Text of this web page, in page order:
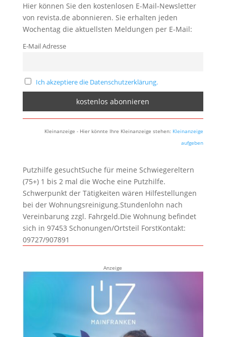
Hier können Sie den kostenlosen E-Mail-Newsletter
von revista.de abonnieren. Sie erhalten jeden
Wochentag die aktuellsten Meldungen per E-Mail:
E-Mail Adresse
Ich akzeptiere die Datenschutzerklärung.
Kleinanzeige - Hier könnte Ihre Kleinanzeige stehen: Kleinanzeige
aufgeben
Putzhilfe gesuchtSuche für meine Schwiegereltern
(75+) 1 bis 2 mal die Woche eine Putzhilfe.
Schwerpunkt der Tätigkeiten wären Hilfestellungen
bei der Wohnungsreinigung.Stundenlohn nach
Vereinbarung zzgl. Fahrgeld.Die Wohnung befindet
sich in 97453 Schonungen/Ortsteil ForstKontakt:
09727/907891
Anzeige